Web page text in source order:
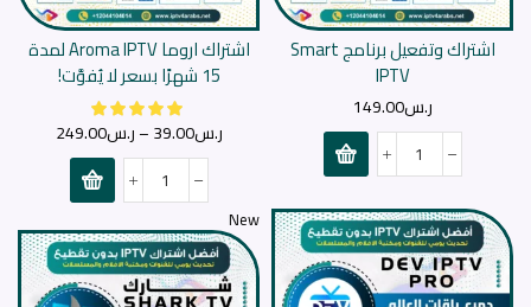
اشتراك وتفعيل برنامج Smart
IPTV
ر.س149.00
اشتراك اروما Aroma IPTV لمدة
15 شهرًا بسعر لا يُفوَّت!
ر.س39.00
–ر.س249.00
New